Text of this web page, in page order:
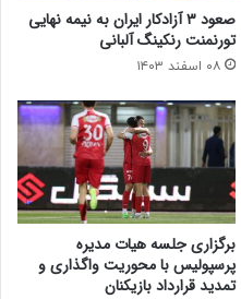
صعود ۳ آزادکار ایران به نیمه نهایی
تورنمنت رنکینگ آلبانی
۰۸ اسفند ۱۴۰۳
برگزاری جلسه هیات مدیره
پرسپولیس با محوریت واگذاری و
تمدید قرارداد بازیکنان